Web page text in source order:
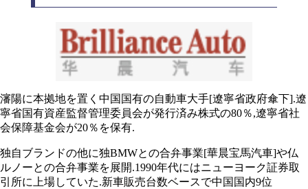
瀋陽に本拠地を置く中国国有の自動車大手[遼寧省政府傘下].遼
寧省国有資産監督管理委員会が発行済み株式の80％,遼寧省社
会保障基金会が20％を保有.
独自ブランドの他に独BMWとの合弁事業[華晨宝馬汽車]や仏
ルノーとの合弁事業を展開.1990年代にはニューヨーク証券取
引所に上場していた.新車販売台数ベースで中国国内9位